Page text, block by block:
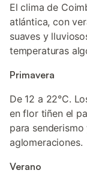
El clima de
atlántica, con
suaves y
temperaturas
Primavera
De 12 a 22°C.
en flor tiñen el
para
aglomeraciones.
Verano